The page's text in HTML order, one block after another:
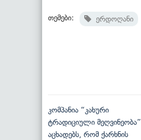
თემები: ერდოღანი
კომპანია “კახური
ტრადიციული მეღვინეობა”
აცხადებს, რომ ქარხნის